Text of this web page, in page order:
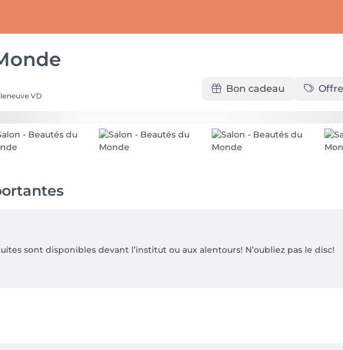
VD
Bon cadeau
sont disponibles devant l’institut ou aux alentours! N’oubliez pas le disc!